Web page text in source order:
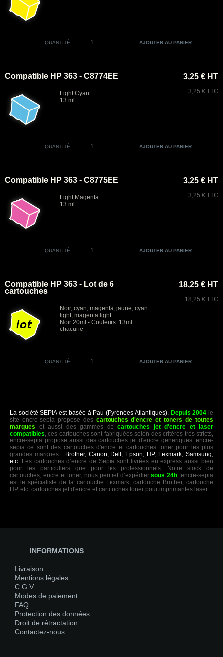
QUANTITÉ
Compatible HP 363 - C8774EE
Light Cyan
13 ml
3,25 € HT
3,25 € TTC
QUANTITÉ
Compatible HP 363 - C8775EE
Light Magenta
13 ml
3,25 € HT
3,25 € TTC
QUANTITÉ
Compatible HP 363 - Lot de 6
cartouches
Noir, cyan, magenta, jaune, cyan
light, magenta light
Noir 20ml - Couleurs: 13ml
chacune
18,25 € HT
18,25 € TTC
QUANTITÉ
La société SEPIA est basée à Pau (Pyrénées Atlantiques). Depuis 2004 le
site encre-sepia propose des cartouches d'encre et toners de toutes
marques et aussi des gammes de cartouches jet d'encre et laser
compatibles, ces cartouches sont fabriquées selon des critères très stricts,
encre-sepia propose aussi des cartouches jet d'encre génériques. encre-
sepia ce sont des cartouches d'encre et cartouches toner pour les plus
grandes marques : Brother, Canon, Dell, Epson, HP, Lexmark, Samsung,
etc. Les cartouches d’encre de Sepia sont livrées en express aussi bien
pour les particuliers que pour les professionnels. Notre stock de
cartouches, encre et toner, nous permet d’expédiersous 24h. encre-sepia
est le spécialiste de la cartouche Lexmark, cartouche Brother, cartouche
HP, etc. cartouches jet d'encre et cartouches toner pour imprimantes laser.
INFORMATIONS
Livraison
Mentions légales
C.G.V.
Modes de paiement
FAQ
Protection des données
Droit de rétractation
Contactez-nous